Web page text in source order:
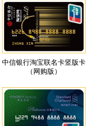
中信银行淘宝联名卡竖版卡
（网购版）